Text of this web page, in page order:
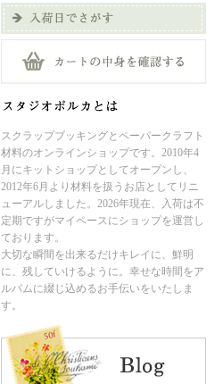
スクラップブッキングとペーパークラフト
材料のオンラインショップです。2010年4
月にキットショップとしてオープンし、
2012年6月より材料を扱うお店としてリニ
ューアルしました。2026年現在、入荷は不
定期ですがマイペースにショップを運営し
ております。
大切な瞬間を出来るだけキレイに、鮮明
に、残していけるように。幸せな時間をア
ルバムに綴じ込めるお手伝いをいたしま
す。